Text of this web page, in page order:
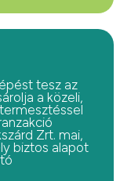
tesz az
a közeli,
Zrt. mai,
biztos alapot